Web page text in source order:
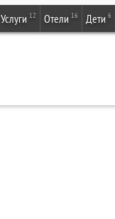
Услуги 12 Отели 16 Дети 6